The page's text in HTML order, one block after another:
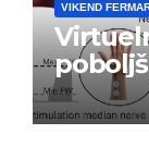
VIKEND
nakon